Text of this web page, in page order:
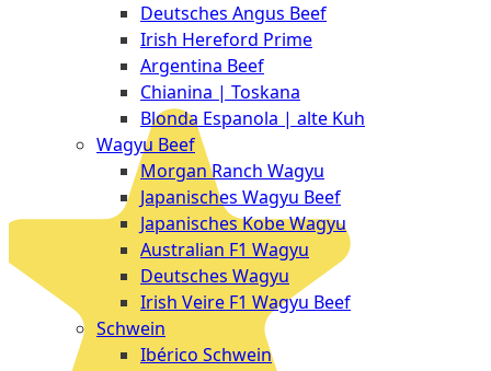
Deutsches Angus Beef
Irish Hereford Prime
Argentina Beef
Chianina | Toskana
Blonda Espanola | alte Kuh
Wagyu Beef
Morgan Ranch Wagyu
Japanisches Wagyu Beef
Japanisches Kobe Wagyu
Australian F1 Wagyu
Deutsches Wagyu
Irish Veire F1 Wagyu Beef
Schwein
Ibérico Schwein